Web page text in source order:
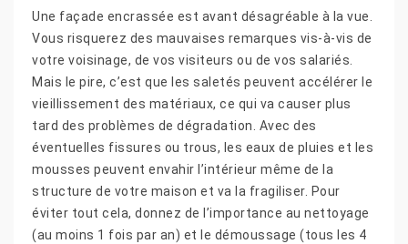
Une façade encrassée est avant désagréable à la vue.
Vous risquerez des mauvaises remarques vis-à-vis de
votre voisinage, de vos visiteurs ou de vos salariés.
Mais le pire, c’est que les saletés peuvent accélérer le
vieillissement des matériaux, ce qui va causer plus
tard des problèmes de dégradation. Avec des
éventuelles fissures ou trous, les eaux de pluies et les
mousses peuvent envahir l’intérieur même de la
structure de votre maison et va la fragiliser. Pour
éviter tout cela, donnez de l’importance au nettoyage
(au moins 1 fois par an) et le démoussage (tous les 4